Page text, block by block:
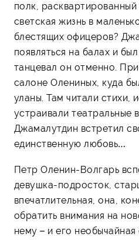
полк,
светская жизнь в
блестящих офицеров?
появляться на балах и
танцевал он отменно.
салоне Олениных, куда
уланы. Там читали стихи,
устраивали театральные
Джамалутдин встретил
единственную любовь…
Петр Оленин-Волгарь
девушка-подросток,
впечатлительная, она,
обратить внимания на
нему – и его